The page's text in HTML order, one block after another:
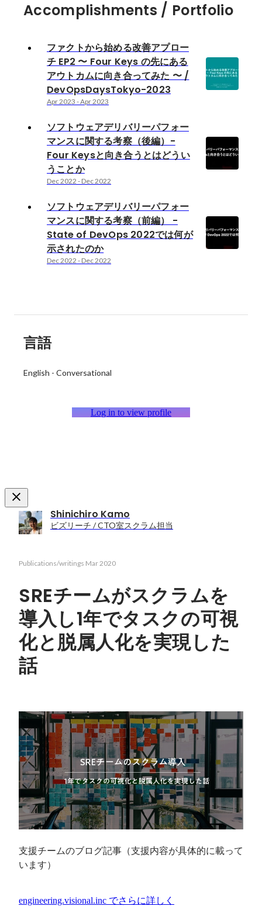
Accomplishments / Portfolio
ファクトから始める改善アプロー
チ EP2 〜 Four Keys の先にある
アウトカムに向き合ってみた 〜 /
DevOpsDaysTokyo-2023
Apr 2023 -Apr 2023
ソフトウェアデリバリーパフォー
マンスに関する考察（後編）-
Four Keysと向き合うとはどうい
うことか
Dec 2022 - Dec 2022
ソフトウェアデリバリーパフォー
マンスに関する考察（前編） -
State of DevOps 2022では何が
示されたのか
Dec 2022 - Dec 2022
言語
English - Conversational
Log in to view profile
Shinichiro Kamo
ビズリーチ / CTO室スクラム担当
Publications/writings Mar 2020
SREチームがスクラムを
導入し1年でタスクの可視
化と脱属人化を実現した
話
支援チームのブログ記事（支援内容が具体的に載って
います）
engineering.visional.inc でさらに詳しく